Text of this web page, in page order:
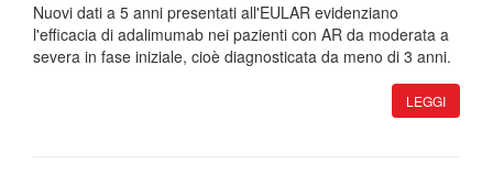
Nuovi dati a 5 anni presentati all'EULAR evidenziano
l'efficacia di adalimumab nei pazienti con AR da moderata a
severa in fase iniziale, cioè diagnosticata da meno di 3 anni.
LEGGI